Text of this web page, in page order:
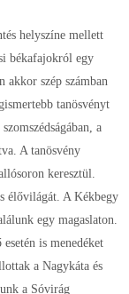
helyszíne mellett
békafajokról egy
akkor szép számban
tanösvényt
a
A tanösvény
keresztül.
élővilágát. A Kékbegy
egy magaslaton.
is menedéket
a Nagykáta és
a Sóvirág